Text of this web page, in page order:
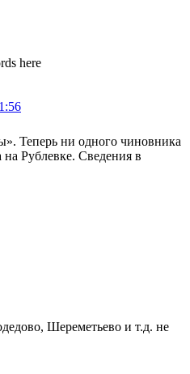
here
Теперь ни одного чиновника
на Рублевке. Сведения в
Шереметьево и т.д. не